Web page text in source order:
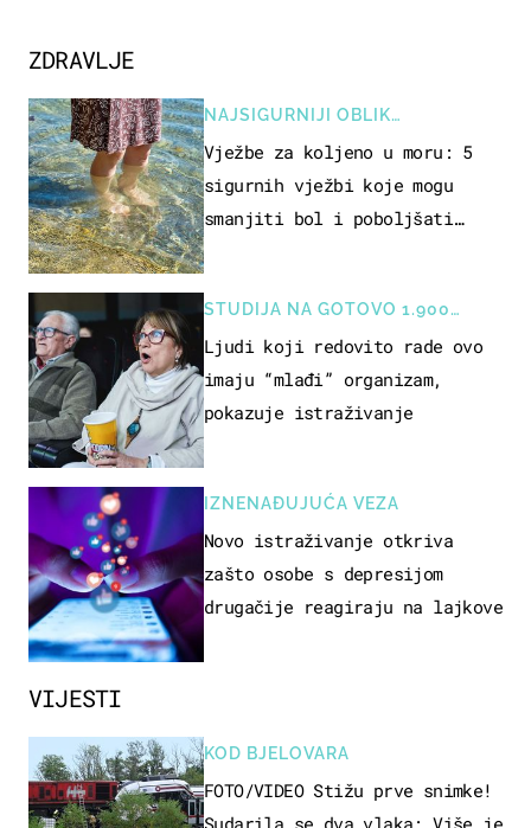
VIJESTI
KOD BJELOVARA
FOTO/VIDEO Stižu prve snimke!
ZDRAVLJE
NAJSIGURNIJI OBLIK
REKREACIJE
Vježbe za koljeno u moru: 5
sigurnih vježbi koje mogu
smanjiti bol i poboljšati
STUDIJA NA GOTOVO 1.900
OSOBA
Ljudi koji redovito rade ovo
imaju “mlađi” organizam,
pokazuje istraživanje
IZNENAĐUJUĆA VEZA
Novo istraživanje otkriva
zašto osobe s depresijom
drugačije reagiraju na lajkove